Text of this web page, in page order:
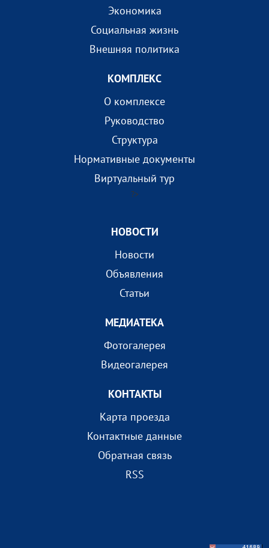
Экономика
Социальная жизнь
Внешняя политика
КОМПЛEКС
О комплексе
Руководство
Структура
Нормативные документы
Виртуальный тур
?>
НОВОСТИ
Новости
Объявления
Статьи
МEДИАТEКА
Фотогалерея
Видеогалерея
КОНТАКТЫ
Карта проезда
Контактные данные
Обратная связь
RSS